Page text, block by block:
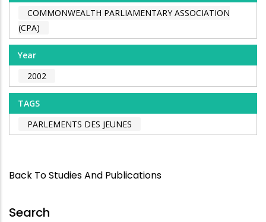
COMMONWEALTH PARLIAMENTARY ASSOCIATION
(CPA)
Year
2002
TAGS
PARLEMENTS DES JEUNES
Back To Studies And Publications
Search